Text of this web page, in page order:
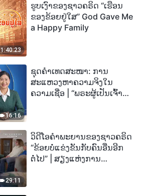
1:40:23
ຮູບເງົາຂອງຊາວຄຣິດ “ເຮືອນ
ຂອງຂ້ອຍຢູ່ໃສ” God Gave Me
a Happy Family
16:16
ຊຸດຄຳເທດສະໜາ: ການ
ສະແຫວງຫາຄວາມຈິງໃນ
ຄວາມເຊື່ອ | “ພຣະຜູ້ເປັນເຈົ້າຈະ
29:11
ວິດີໂອຄຳພະຍານຂອງຊາວຄຣິດ
“ຂ້ອຍບໍ່ແຂ່ງຂັນກັບຄົນອື່ນອີກ
ຕໍ່ໄປ” | ສຽງແຫ່ງການ